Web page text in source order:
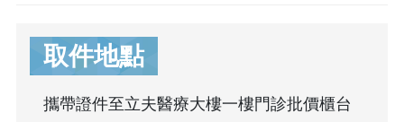
取件地點
攜帶證件至立夫醫療大樓一樓門診批價櫃台